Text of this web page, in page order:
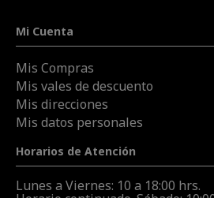
Mi Cuenta
Mis Compras
Mis vales de descuento
Mis direcciones
Mis datos personales
Horarios de Atención
Lunes a Viernes: 10 a 18:00 hrs.